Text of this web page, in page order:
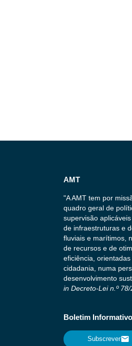
AMT
"A AMT tem por
quadro geral de
supervisão
de infraestruturas e
fluviais e marítimos,
de recursos e de
eficiência,
cidadania, numa
desenvolvimento
in Decreto-Lei n.º
Boletim
Subscrever